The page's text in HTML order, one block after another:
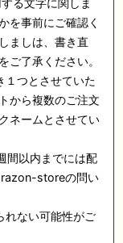
る文字に関しま
を事前にご確認く
ましは、書き直
ご了承ください。
１つとさせていた
から複数のご注文
ネームとさせてい
間以内までには配
storeの問い
れない可能性がご